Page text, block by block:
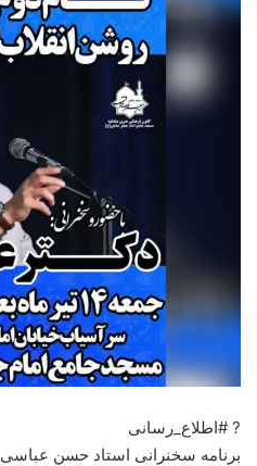
? #اطلاع_رسانی
برنامه سخنرانی استاد حسن عباسی